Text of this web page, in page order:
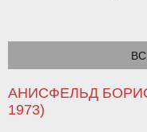
АНИСФЕЛЬД
1973)